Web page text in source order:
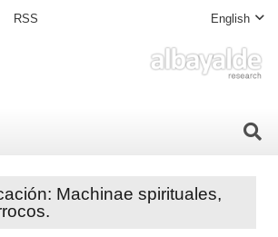
RSS English
Machinae spirituales,